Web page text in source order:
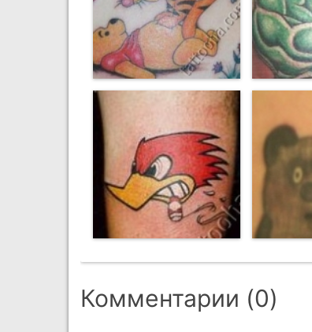
Комментарии (0)